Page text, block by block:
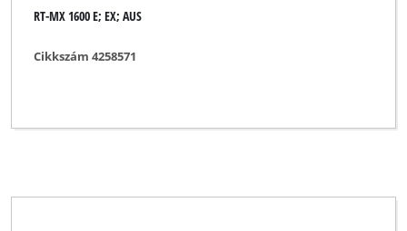
RT-MX 1600 E; EX; AUS
Cikkszám 4258571